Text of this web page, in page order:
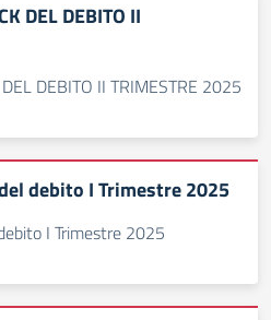
DEL DEBITO II
DEBITO II TRIMESTRE 2025
debito I Trimestre 2025
I Trimestre 2025